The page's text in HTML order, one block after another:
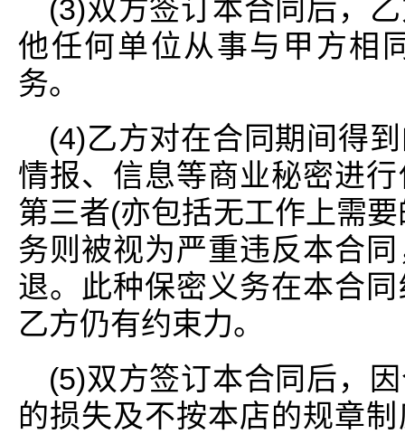
(3)双方签订本合同后，
他任何单位从事与甲方相
务。
(4)乙方对在合同期间得
情报、信息等商业秘密进
第三者(亦包括无工作上需
务则被视为严重违反本合
退。此种保密义务在本合
乙方仍有约束力。
(5)双方签订本合同后，
的损失及不按本店的规章